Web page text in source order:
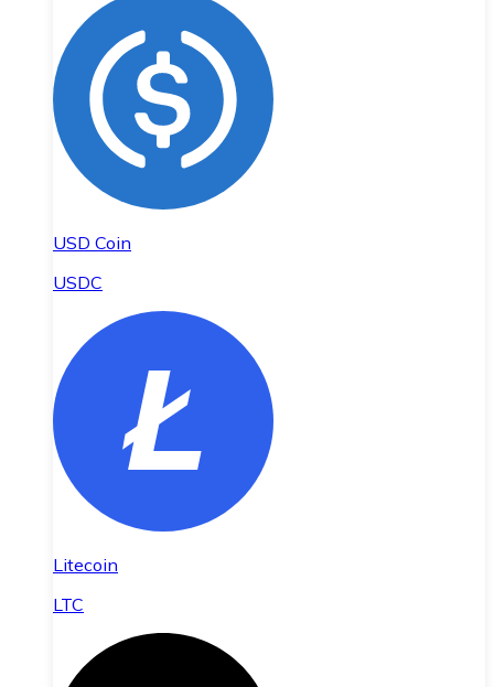
USD Coin
USDC
Litecoin
LTC